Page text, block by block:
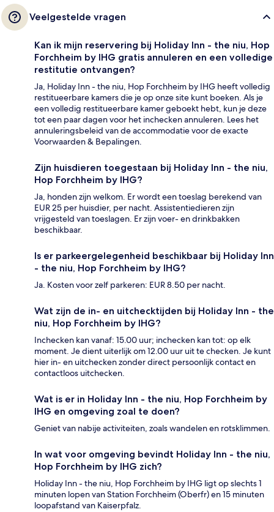
Veelgestelde vragen
Kan ik mijn reservering bij Holiday Inn - the niu, Hop
Forchheim by IHG gratis annuleren en een volledige
restitutie ontvangen?
Ja, Holiday Inn - the niu, Hop Forchheim by IHG heeft volledig
restitueerbare kamers die je op onze site kunt boeken. Als je
een volledig restitueerbare kamer geboekt hebt, kun je deze
tot een paar dagen voor het inchecken annuleren. Lees het
annuleringsbeleid van de accommodatie voor de exacte
Voorwaarden & Bepalingen.
Zijn huisdieren toegestaan bij Holiday Inn - the niu,
Hop Forchheim by IHG?
Ja, honden zijn welkom. Er wordt een toeslag berekend van
EUR 25 per huisdier, per nacht. Assistentiedieren zijn
vrijgesteld van toeslagen. Er zijn voer- en drinkbakken
beschikbaar.
Is er parkeergelegenheid beschikbaar bij Holiday Inn
- the niu, Hop Forchheim by IHG?
Ja. Kosten voor zelf parkeren: EUR 8.50 per nacht.
Wat zijn de in- en uitchecktijden bij Holiday Inn - the
niu, Hop Forchheim by IHG?
Inchecken kan vanaf: 15.00 uur; inchecken kan tot: op elk
moment. Je dient uiterlijk om 12.00 uur uit te checken. Je kunt
hier in- en uitchecken zonder direct persoonlijk contact en
contactloos uitchecken.
Wat is er in Holiday Inn - the niu, Hop Forchheim by
IHG en omgeving zoal te doen?
Geniet van nabije activiteiten, zoals wandelen en rotsklimmen.
In wat voor omgeving bevindt Holiday Inn - the niu,
Hop Forchheim by IHG zich?
Holiday Inn - the niu, Hop Forchheim by IHG ligt op slechts 1
minuten lopen van Station Forchheim (Oberfr) en 15 minuten
loopafstand van Kaiserpfalz.